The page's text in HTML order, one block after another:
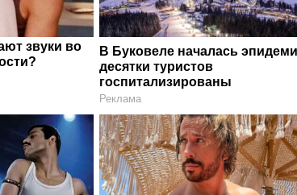
звуки во
В Буковеле началась
десятки туристов
госпитализированы
Реклама